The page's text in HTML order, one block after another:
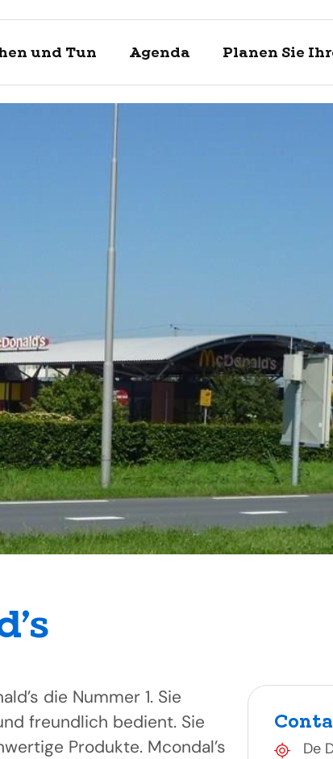
und Tun Agenda Planen Sie
Enkhuizen und
Was kann
Touristische
die Nummer 1. Sie
freundlich bedient. Sie
Produkte. Mcondal’s
De